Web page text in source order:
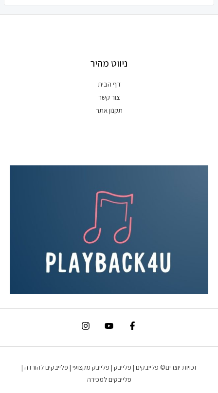
ניווט מהיר
דף הבית
צור קשר
תקנון אתר
זכויות יוצרים© פלייבקים | פלייבק | פלייבק מקצועי | פלייבקים להורדה |
פלייבקים למכירה